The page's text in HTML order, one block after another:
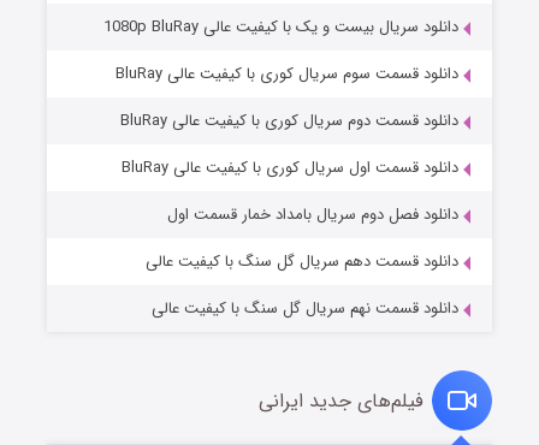
عملیات آپارتمان
قسمت۲ (زیرنویس) منتشر شد
دانلود سریال بیست و یک با کیفیت عالی 1080p BluRay
دانلود قسمت سوم سریال کوری با کیفیت عالی BluRay
دانلود قسمت دوم سریال کوری با کیفیت عالی BluRay
دانلود قسمت اول سریال کوری با کیفیت عالی BluRay
دانلود فصل دوم سریال بامداد خمار قسمت اول
دانلود قسمت دهم سریال گل سنگ با کیفیت عالی
دانلود قسمت نهم سریال گل سنگ با کیفیت عالی
فیلم‌های جدید ایرانی